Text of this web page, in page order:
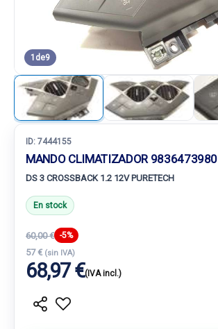
1 de9
ID: 7444155
MANDO CLIMATIZADOR 9836473980
DS 3 CROSSBACK 1.2 12V PURETECH
En stock
60,00 € -5%
57 € (sin IVA)
68,97 €(IVA incl.)